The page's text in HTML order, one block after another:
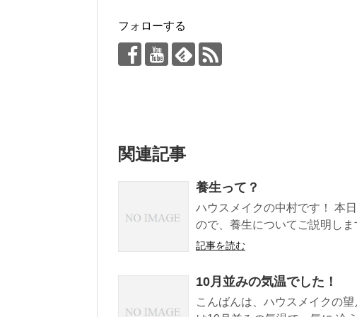
フォローする
関連記事
養生って？
ハウスメイクの中村です！ 本
ので、養生についてご説明しま
記事を読む
10月並みの気温でした！
こんばんは、ハウスメイクの